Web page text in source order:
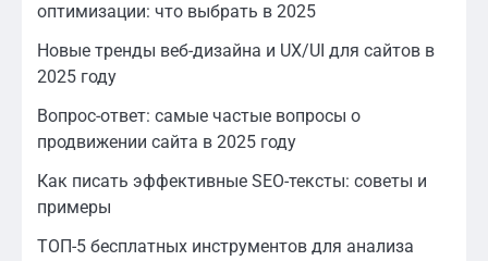
оптимизации: что выбрать в 2025
Новые тренды веб-дизайна и UX/UI для сайтов в
2025 году
Вопрос-ответ: самые частые вопросы о
продвижении сайта в 2025 году
Как писать эффективные SEO-тексты: советы и
примеры
ТОП-5 бесплатных инструментов для анализа